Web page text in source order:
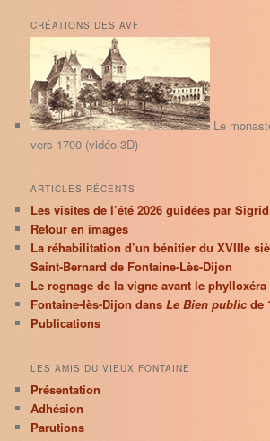
h
e
r
h
e
CRÉATIONS DES AVF
Le
vers 1700 (vidéo 3D)
ARTICLES RÉCENTS
Les visites de l’été 2026 guidées par
Retour en images
La réhabilitation d’un bénitier du XVIIIe
Saint-Bernard de Fontaine-Lès-Dijon
Le rognage de la vigne avant le phylloxéra
Fontaine-lès-Dijon dansLe Bien public de
Publications
LES AMIS DU VIEUX FONTAINE
Présentation
Adhésion
Parutions